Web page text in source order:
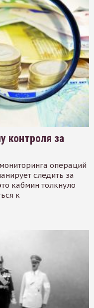
контроля за
операций
следить за
кабмин толкнуло
к